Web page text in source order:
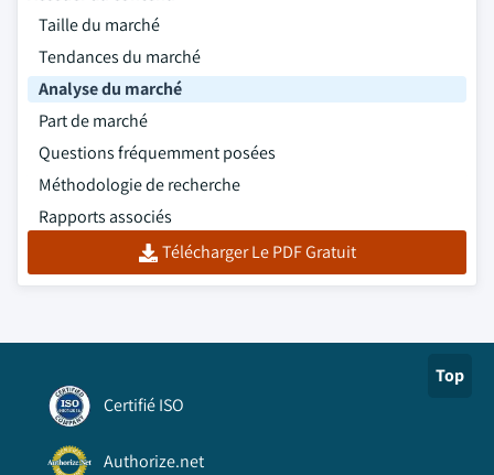
Taille du marché
Tendances du marché
Analyse du marché
Part de marché
Questions fréquemment posées
Méthodologie de recherche
Rapports associés
Télécharger Le PDF Gratuit
Top
Certifié ISO
Authorize.net